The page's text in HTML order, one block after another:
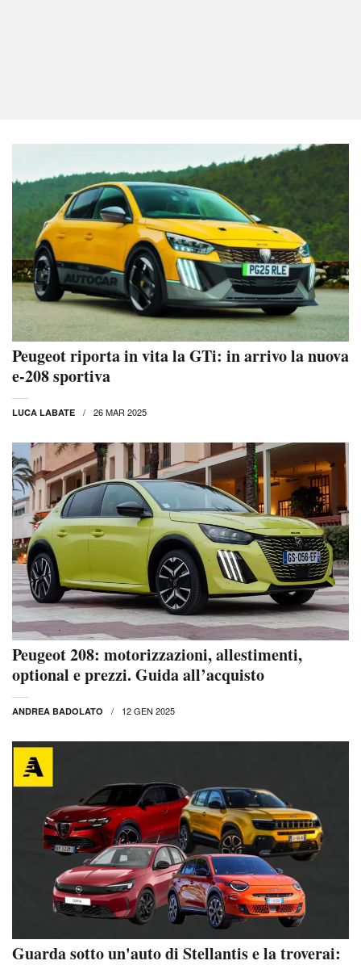
Peugeot riporta in vita la GTi: in arrivo la nuova
e-208 sportiva
LUCA LABATE 26 MAR 2025
Peugeot 208: motorizzazioni, allestimenti,
optional e prezzi. Guida all’acquisto
ANDREA BADOLATO 12 GEN 2025
Guarda sotto un'auto di Stellantis e la troverai: